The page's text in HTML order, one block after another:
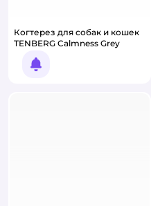
Когтерез для собак и кошек
TENBERG Calmness Grey
Уведомить о появлении